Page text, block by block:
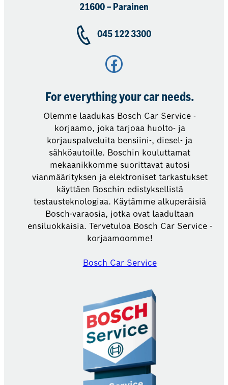
21600 – Parainen
045 122 3300
Facebook
For everything your car needs.
Olemme laadukas Bosch Car Service -
korjaamo, joka tarjoaa huolto- ja
korjauspalveluita bensiini-, diesel- ja
sähköautoille. Boschin kouluttamat
mekaanikkomme suorittavat autosi
vianmäärityksen ja elektroniset tarkastukset
käyttäen Boschin edistyksellistä
testausteknologiaa. Käytämme alkuperäisiä
Bosch-varaosia, jotka ovat laadultaan
ensiluokkaisia. Tervetuloa Bosch Car Service -
korjaamoomme!
Bosch Car Service